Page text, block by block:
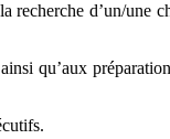
recherche d’un/une
qu’aux